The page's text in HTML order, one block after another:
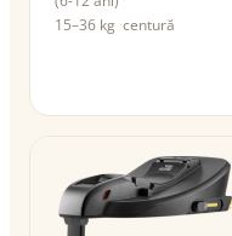
15–36 kg centură